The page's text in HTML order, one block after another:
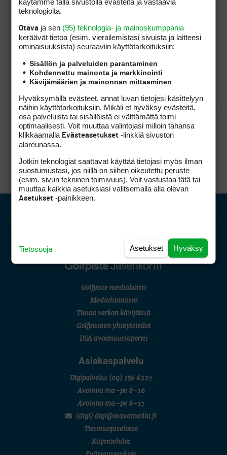
tavalla esim: eri osakasryhmät maksavat
osakkaiden tasavertaista kohtelemista pitää
tarkastella sekä teoreettiselta pohjalta
(oakkeenomistajan etu voi heikentyä
osakkeenomistajat ovat erilaisessa asemassa
monesta syystä, kuten asuinpaikka,
osakkeenomistjan perhesuhteet,
osakkeenomistajan juridinen muoto (hlö, oy, ry,
…). Mikään toimielin ei saa tehdä päätöstä, joilla
nämä osakkaat asetetaan eriarvoiseen asemaan
toisen rymän kustannuksella ellei etu ole
vähäinen. Toisaalta mikä tahansa tällainen
Golfpiste mediakortti
Mediahinnasto
Tietoa verkon kävijöistä
Golfpisteen yhteystiedot
DSA avoimuusraportti
Asiakaspalvelu
Digipalvelut (09) 156 6227
Avoinna ma–pe 8–16
Avoinna ma–pe 8–17
(digi) digi@otavamedia.fi
Tietosuojaseloste
Käyttöehdot
teknologioita.
Otava ja sen (95) teknologia- ja mainoskumppania
keräävät tietoa (esim. vierailemis­tasi sivuista ja laitteesi
ominaisuuk­sista) seuraaviin käyttötarkoituksiin:
Sisällön ja palveluiden parantaminen
Kohdennettu mainonta ja markkinointi
Kävijämäärien ja mainonnan mittaaminen
Hyväksymällä evästeet, annat luvan tietojesi käsittelyyn
näihin käyttötarkoituksiin. Mikäli et hyväksy evästeitä,
osa palveluista tai sisällöistä ei välttämättä toimi
optimaalisesti. Voit muuttaa valintojasi milloin tahansa
klikkaamalla Evästeasetukset -linkkiä sivuston
alareunassa.
Jotkin teknologiat saattavat käyttää tietojasi myös ilman
suostumustasi, jos niillä on siihen oikeutettu peruste
(esim. sivun tekninen toimivuus). Voit vastustaa tätä tai
muuttaa kaikkia asetuksiasi valitsemalla alla olevan
Asetukset -painikkeen.
Hyväksy
Asetukset
Tietosuoja